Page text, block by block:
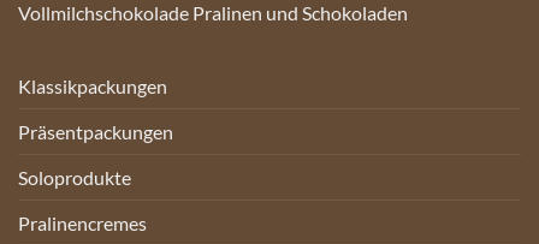
Vollmilchschokolade Pralinen und Schokoladen
Klassikpackungen
Präsentpackungen
Soloprodukte
Pralinencremes